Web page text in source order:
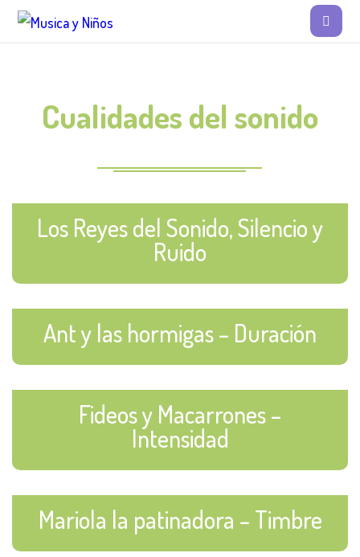
Cualidades del sonido
Los Reyes del Sonido, Silencio y
Ruido
Ant y las hormigas – Duración
Fideos y Macarrones –
Intensidad
Mariola la patinadora – Timbre